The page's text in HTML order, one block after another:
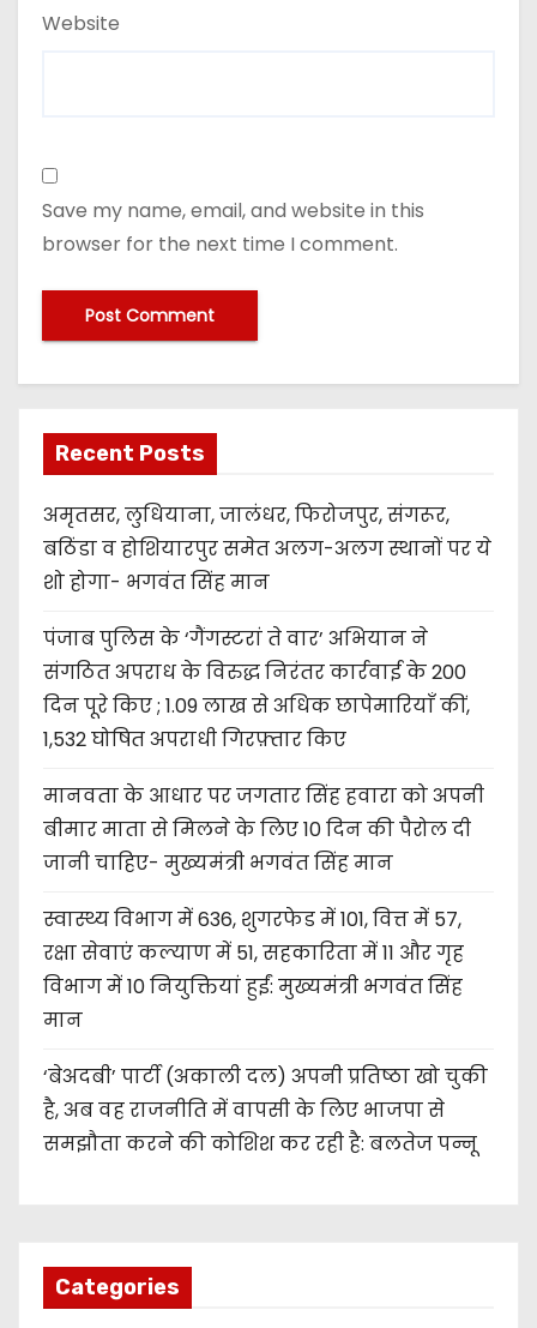
Website
Save my name, email, and website in this
browser for the next time I comment.
Recent Posts
अमृतसर, लुधियाना, जालंधर, फिरोजपुर, संगरूर,
बठिंडा व होशियारपुर समेत अलग-अलग स्थानों पर ये
शो होगा- भगवंत सिंह मान
पंजाब पुलिस के ‘गैंगस्टरां ते वार’ अभियान ने
संगठित अपराध के विरुद्ध निरंतर कार्रवाई के 200
दिन पूरे किए ; 1.09 लाख से अधिक छापेमारियाँ कीं,
1,532 घोषित अपराधी गिरफ़्तार किए
मानवता के आधार पर जगतार सिंह हवारा को अपनी
बीमार माता से मिलने के लिए 10 दिन की पैरोल दी
जानी चाहिए- मुख्यमंत्री भगवंत सिंह मान
स्वास्थ्य विभाग में 636, शुगरफेड में 101, वित्त में 57,
रक्षा सेवाएं कल्याण में 51, सहकारिता में 11 और गृह
विभाग में 10 नियुक्तियां हुईं: मुख्यमंत्री भगवंत सिंह
मान
‘बेअदबी’ पार्टी (अकाली दल) अपनी प्रतिष्ठा खो चुकी
है, अब वह राजनीति में वापसी के लिए भाजपा से
समझौता करने की कोशिश कर रही है: बलतेज पन्नू
Categories